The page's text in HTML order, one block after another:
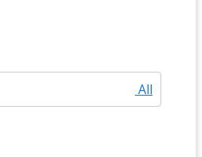
All